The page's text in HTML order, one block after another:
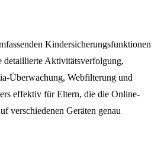
Kindersicherungsfunktionen
detaillierte Aktivitätsverfolgung,
Überwachung, Webfilterung und
effektiv für Eltern, die die Online-
verschiedenen Geräten genau